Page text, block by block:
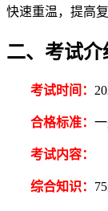
快速重温，提高复
二、考试介
考试时间：
合格标准：
考试内容：
综合知识：